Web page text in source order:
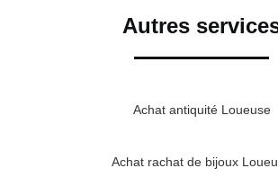
Autres
Achat antiquité Loueuse
Achat rachat de bijoux